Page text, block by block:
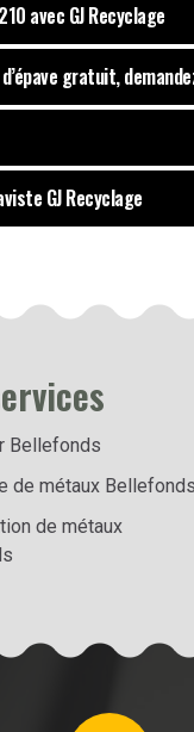
avec GJ Recyclage
gratuit,
GJ Recyclage
Bellefonds
de métaux Bellefonds
de métaux